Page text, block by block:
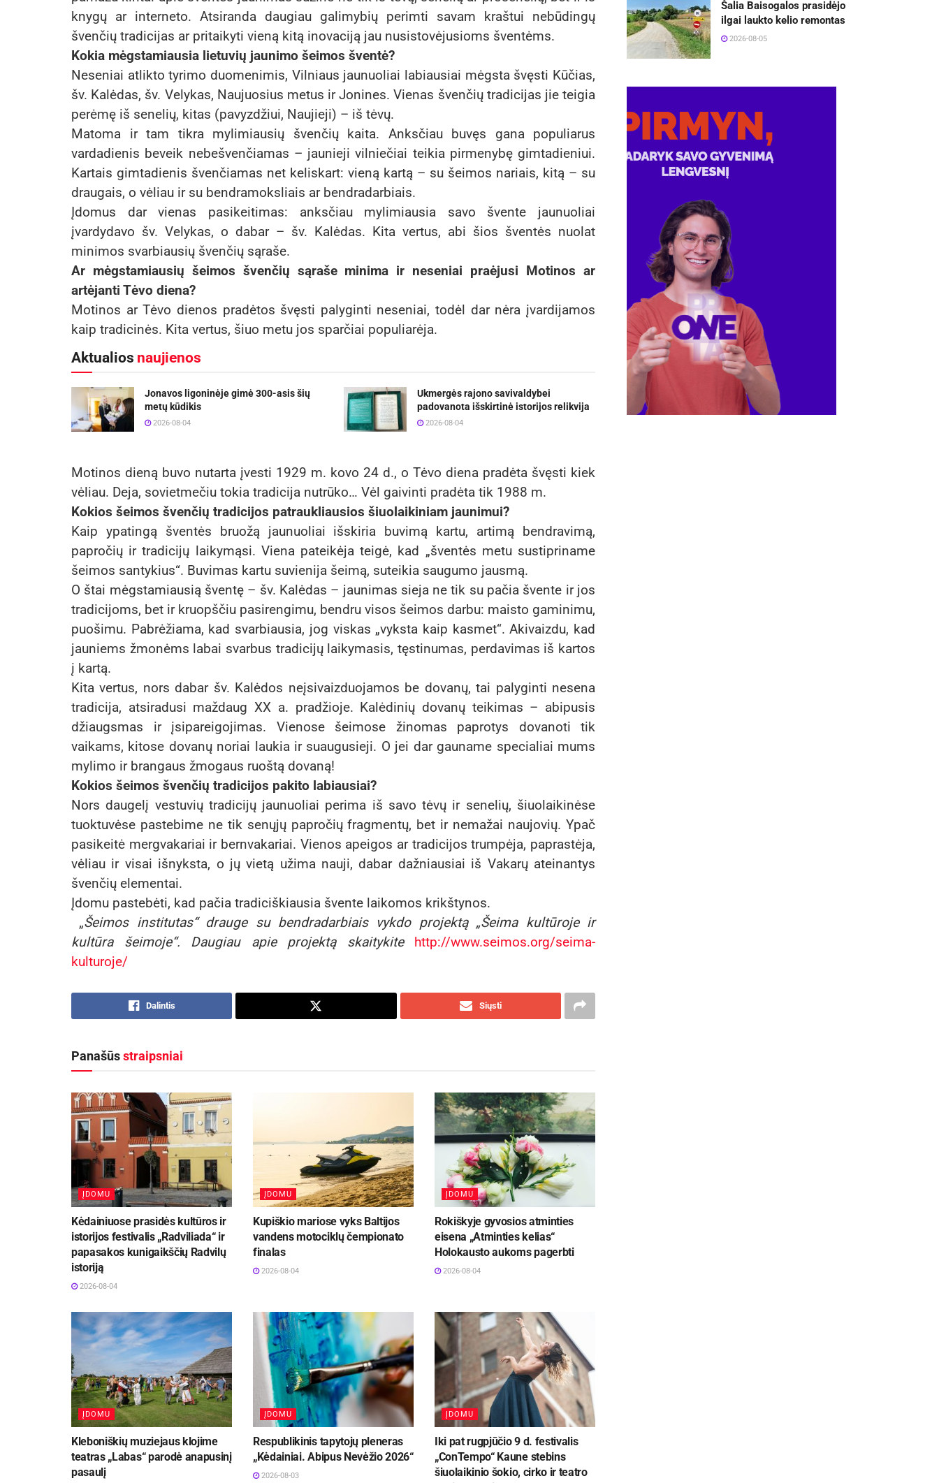
knygų ar interneto. Atsiranda daugiau galimybių perimti savam kraštui nebūdingų
švenčių tradicijas ar pritaikyti vieną kitą inovaciją jau nusistovėjusioms šventėms.
Kokia mėgstamiausia lietuvių jaunimo šeimos šventė?
Neseniai atlikto tyrimo duomenimis, Vilniaus jaunuoliai labiausiai mėgsta švęsti Kūčias,
šv. Kalėdas, šv. Velykas, Naujuosius metus ir Jonines. Vienas švenčių tradicijas jie teigia
perėmę iš senelių, kitas (pavyzdžiui, Naujieji) – iš tėvų.
Matoma ir tam tikra mylimiausių švenčių kaita. Anksčiau buvęs gana populiarus
vardadienis beveik nebešvenčiamas – jaunieji vilniečiai teikia pirmenybę gimtadieniui.
Kartais gimtadienis švenčiamas net keliskart: vieną kartą – su šeimos nariais, kitą – su
draugais, o vėliau ir su bendramoksliais ar bendradarbiais.
Įdomus dar vienas pasikeitimas: anksčiau mylimiausia savo švente jaunuoliai
įvardydavo šv. Velykas, o dabar – šv. Kalėdas. Kita vertus, abi šios šventės nuolat
minimos svarbiausių švenčių sąraše.
Ar mėgstamiausių šeimos švenčių sąraše minima ir neseniai praėjusi Motinos ar
artėjanti Tėvo diena?
Motinos ar Tėvo dienos pradėtos švęsti palyginti neseniai, todėl dar nėra įvardijamos
kaip tradicinės. Kita vertus, šiuo metu jos sparčiai populiarėja.
Aktualios naujienos
Jonavos ligoninėje gimė 300-asis šių
metų kūdikis
2026-08-04
Ukmergės rajono savivaldybei
padovanota išskirtinė istorijos relikvija
2026-08-04
Motinos dieną buvo nutarta įvesti 1929 m. kovo 24 d., o Tėvo diena pradėta švęsti kiek
vėliau. Deja, sovietmečiu tokia tradicija nutrūko… Vėl gaivinti pradėta tik 1988 m.
Kokios šeimos švenčių tradicijos patraukliausios šiuolaikiniam jaunimui?
Kaip ypatingą šventės bruožą jaunuoliai išskiria buvimą kartu, artimą bendravimą,
papročių ir tradicijų laikymąsi. Viena pateikėja teigė, kad „šventės metu sustipriname
šeimos santykius“. Buvimas kartu suvienija šeimą, suteikia saugumo jausmą.
O štai mėgstamiausią šventę – šv. Kalėdas – jaunimas sieja ne tik su pačia švente ir jos
tradicijoms, bet ir kruopščiu pasirengimu, bendru visos šeimos darbu: maisto gaminimu,
puošimu. Pabrėžiama, kad svarbiausia, jog viskas „vyksta kaip kasmet“. Akivaizdu, kad
jauniems žmonėms labai svarbus tradicijų laikymasis, tęstinumas, perdavimas iš kartos
į kartą.
Kita vertus, nors dabar šv. Kalėdos neįsivaizduojamos be dovanų, tai palyginti nesena
tradicija, atsiradusi maždaug XX a. pradžioje. Kalėdinių dovanų teikimas – abipusis
džiaugsmas ir įsipareigojimas. Vienose šeimose žinomas paprotys dovanoti tik
vaikams, kitose dovanų noriai laukia ir suaugusieji. O jei dar gauname specialiai mums
mylimo ir brangaus žmogaus ruoštą dovaną!
Kokios šeimos švenčių tradicijos pakito labiausiai?
Nors daugelį vestuvių tradicijų jaunuoliai perima iš savo tėvų ir senelių, šiuolaikinėse
tuoktuvėse pastebime ne tik senųjų papročių fragmentų, bet ir nemažai naujovių. Ypač
pasikeitė mergvakariai ir bernvakariai. Vienos apeigos ar tradicijos trumpėja, paprastėja,
vėliau ir visai išnyksta, o jų vietą užima nauji, dabar dažniausiai iš Vakarų ateinantys
švenčių elementai.
Įdomu pastebėti, kad pačia tradiciškiausia švente laikomos krikštynos.
„Šeimos institutas“ drauge su bendradarbiais vykdo projektą „Šeima kultūroje ir
kultūra šeimoje“. Daugiau apie projektą skaitykite
http://www.seimos.org/seima-
kulturoje/
Dalintis Siųsti
Panašūsstraipsniai
ĮDOMU
Kėdainiuose prasidės kultūros ir
istorijos festivalis „Radviliada“ ir
papasakos kunigaikščių Radvilų
istoriją
2026-08-04
ĮDOMU
Kupiškio mariose vyks Baltijos
vandens motociklų čempionato
finalas
2026-08-04
ĮDOMU
Rokiškyje gyvosios atminties
eisena „Atminties kelias“
Holokausto aukoms pagerbti
2026-08-04
ĮDOMU
Kleboniškių muziejaus klojime
teatras „Labas“ parodė anapusinį
pasaulį
ĮDOMU
Respublikinis tapytojų pleneras
„Kėdainiai. Abipus Nevėžio 2026“
2026-08-03
ĮDOMU
Iki pat rugpjūčio 9 d. festivalis
„ConTempo“ Kaune stebins
šiuolaikinio šokio, cirko ir teatro
Šalia Baisogalos prasidėjo
ilgai laukto kelio remontas
2026-08-05